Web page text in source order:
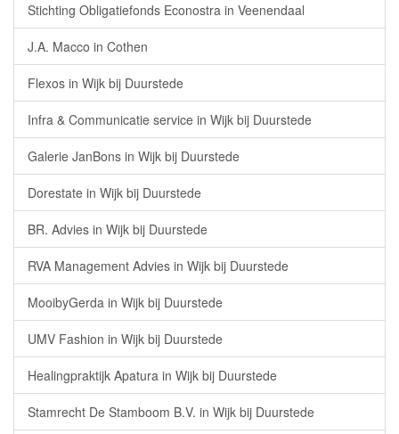
Stichting Obligatiefonds Econostra in Veenendaal
J.A. Macco in Cothen
Flexos in Wijk bij Duurstede
Infra & Communicatie service in Wijk bij Duurstede
Galerie JanBons in Wijk bij Duurstede
Dorestate in Wijk bij Duurstede
BR. Advies in Wijk bij Duurstede
RVA Management Advies in Wijk bij Duurstede
MooibyGerda in Wijk bij Duurstede
UMV Fashion in Wijk bij Duurstede
Healingpraktijk Apatura in Wijk bij Duurstede
Stamrecht De Stamboom B.V. in Wijk bij Duurstede